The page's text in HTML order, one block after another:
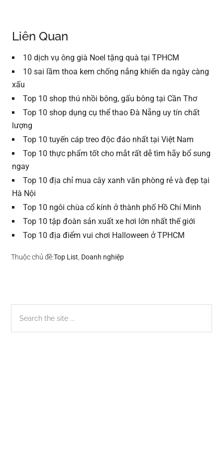
Liên Quan
10 dịch vụ ông già Noel tặng quà tại TPHCM
10 sai lầm thoa kem chống nắng khiến da ngày càng
xấu
Top 10 shop thú nhồi bông, gấu bông tại Cần Thơ
Top 10 shop dụng cụ thể thao Đà Nẵng uy tín chất
lượng
Top 10 tuyến cáp treo độc đáo nhất tại Việt Nam
Top 10 thực phẩm tốt cho mắt rất dễ tìm hãy bổ sung
ngay
Top 10 địa chỉ mua cây xanh văn phòng rẻ và đẹp tại
Hà Nội
Top 10 ngôi chùa cổ kính ở thành phố Hồ Chí Minh
Top 10 tập đoàn sản xuất xe hơi lớn nhất thế giới
Top 10 địa điểm vui chơi Halloween ở TPHCM
Thuộc chủ đề:Top List Doanh nghiệp
Sidebar
chính
the